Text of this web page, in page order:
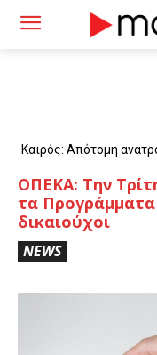
Καιρός: Απότομη
ΟΠΕΚΑ: Την
τα Προγράμματα
δικαιούχοι
NEWS